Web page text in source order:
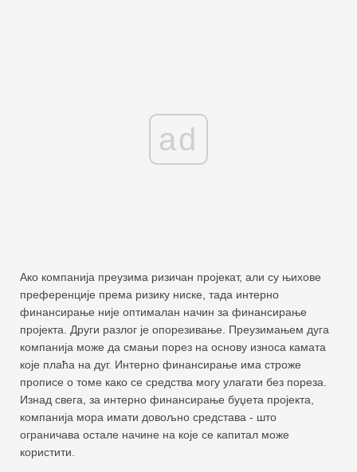
ad
Ако компанија преузима ризичан пројекат, али су њихове
преференције према ризику ниске, тада интерно
финансирање није оптималан начин за финансирање
пројекта. Други разлог је опорезивање. Преузимањем дуга
компанија може да смањи порез на основу износа камата
које плаћа на дуг. Интерно финансирање има строже
прописе о томе како се средства могу улагати без пореза.
Изнад свега, за интерно финансирање буџета пројекта,
компанија мора имати довољно средстава - што
ограничава остале начине на које се капитал може
користити.